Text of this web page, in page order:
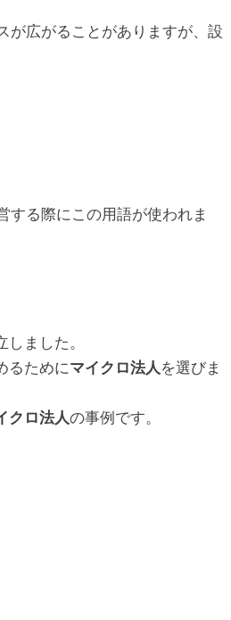
が広がることがありますが、設
する際にこの用語が使われま
しました。
るためにマイクロ法人を選びま
クロ法人の事例です。